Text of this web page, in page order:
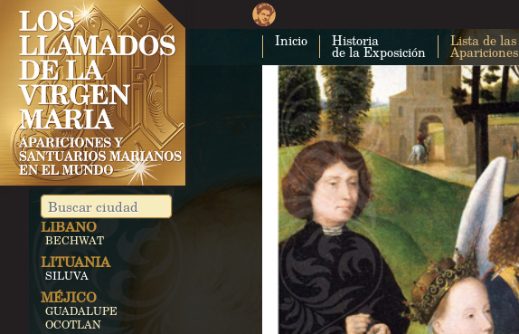
Inicio Historia
de la Exposición
Lista de las
Apariciones
VACCIAGO
VALVERDE DI
REZZATO
MONTEFALCO
JAPÓN
AKITA
REINO UNIDO
AYLESFORD
WALSINGHAM
IRLANDA
KNOCK
MALTA
GOZO
LÍBANO
BECHWAT
LITUANIA
SILUVA
MÉJICO
GUADALUPE
OCOTLAN